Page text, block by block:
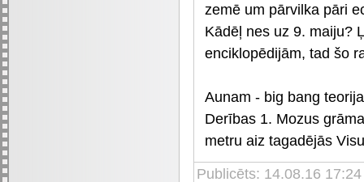
zemē um pārvilka pāri
Kādēļ nes uz 9. maiju?
enciklopēdijām, tad šo
Aunam - big bang
Derības 1. Mozus
metru aiz tagadējās
Publicēts: 14.08.16 17:24